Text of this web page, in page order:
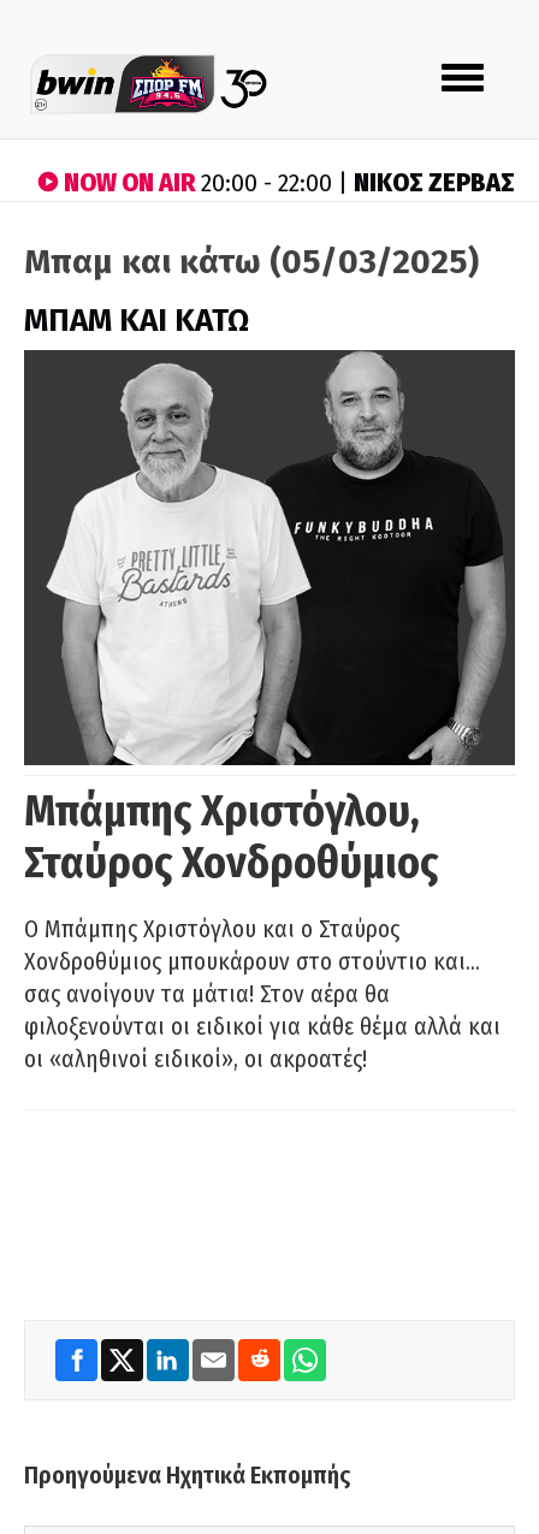
Toggle
navigation
NOW ON AIR20:00 - 22:00 | ΝΙΚΟΣ ΖΕΡΒΑΣ
Μπαμ και κάτω (05/03/2025)
ΜΠΑΜ ΚΑΙ ΚΑΤΩ
Μπάμπης Χριστόγλου,
Σταύρος Χονδροθύμιος
O Μπάμπης Χριστόγλου και ο Σταύρος
Χονδροθύμιος μπουκάρουν στο στούντιο και…
σας ανοίγουν τα μάτια! Στον αέρα θα
φιλοξενούνται οι ειδικοί για κάθε θέμα αλλά και
οι «αληθινοί ειδικοί», οι ακροατές!
Προηγούμενα Ηχητικά Εκπομπής